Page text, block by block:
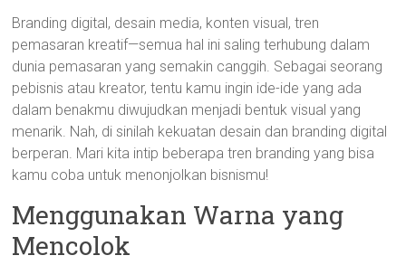
Branding digital, desain media, konten visual, tren
pemasaran kreatif—semua hal ini saling terhubung dalam
dunia pemasaran yang semakin canggih. Sebagai seorang
pebisnis atau kreator, tentu kamu ingin ide-ide yang ada
dalam benakmu diwujudkan menjadi bentuk visual yang
menarik. Nah, di sinilah kekuatan desain dan branding digital
berperan. Mari kita intip beberapa tren branding yang bisa
kamu coba untuk menonjolkan bisnismu!
Menggunakan Warna yang
Mencolok